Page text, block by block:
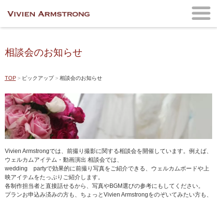
相談会のお知らせ
TOP ピックアップ 相談会のお知らせ
Vivien Armstrongでは、前撮り撮影に関する相談会を開催しています。例えば、
ウェルカムアイテム・動画演出 相談会では、
wedding partyで効果的に前撮り写真をご紹介できる、ウェルカムボードや上
映アイテムをたっぷりご紹介します。
各制作担当者と直接話せるから、写真やBGM選びの参考にもしてください。
プランお申込み済みの方も、ちょっとVivien Armstrongをのぞいてみたい方も、